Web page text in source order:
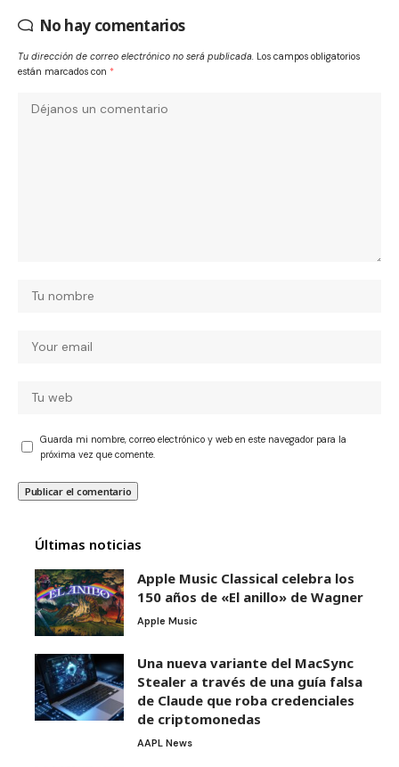
No hay comentarios
Tu dirección de correo electrónico no será publicada. Los campos obligatorios
están marcados con *
Guarda mi nombre, correo electrónico y web en este navegador para la
próxima vez que comente.
Últimas noticias
Apple Music Classical celebra los
150 años de «El anillo» de Wagner
Apple Music
Una nueva variante del MacSync
Stealer a través de una guía falsa
de Claude que roba credenciales
de criptomonedas
AAPL News